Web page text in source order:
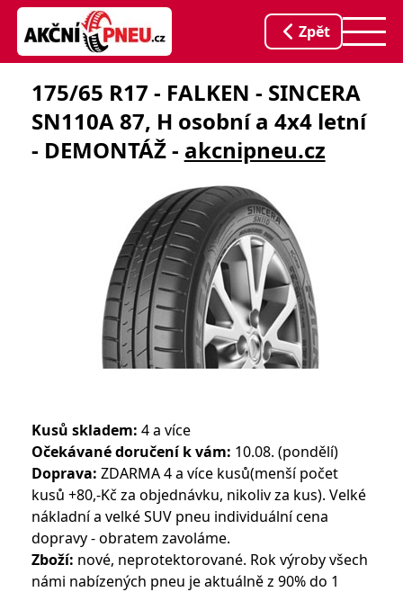
Zpět
175/65 R17 - FALKEN - SINCERA
SN110A 87, H osobní a 4x4 letní
- DEMONTÁŽ - akcnipneu.cz
Kusů skladem: 4 a více
Očekávané doručení k vám: 10.08. (pondělí)
Doprava: ZDARMA 4 a více kusů(menší počet
kusů +80,-Kč za objednávku, nikoliv za kus). Velké
nákladní a velké SUV pneu individuální cena
dopravy - obratem zavoláme.
Zboží: nové, neprotektorované. Rok výroby všech
námi nabízených pneu je aktuálně z 90% do 1